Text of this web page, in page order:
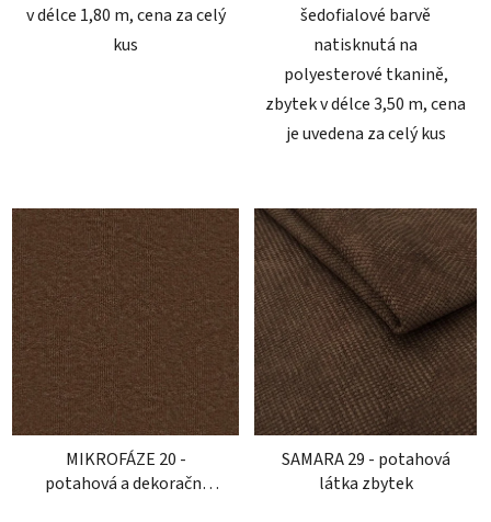
v délce 1,80 m, cena za celý
kus
šedofialové barvě
natisknutá na
polyesterové tkanině,
zbytek v délce 3,50 m, cena
je uvedena za celý kus
MIKROFÁZE 20 -
potahová a dekorační
SAMARA 29 - potahová
látka zbytek